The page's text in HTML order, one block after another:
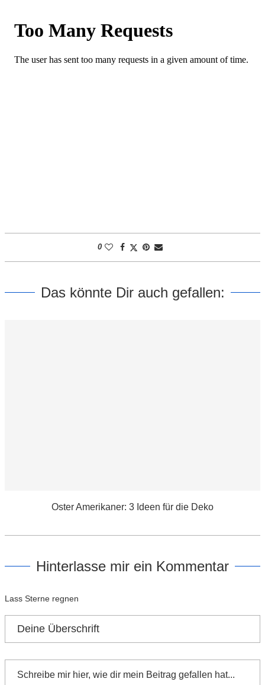
0
Das könnte Dir auch gefallen:
Oster Amerikaner: 3 Ideen für die Deko
Hinterlasse mir ein Kommentar
Lass Sterne regnen